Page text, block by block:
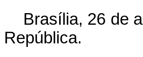
Brasília, 26 de
República.